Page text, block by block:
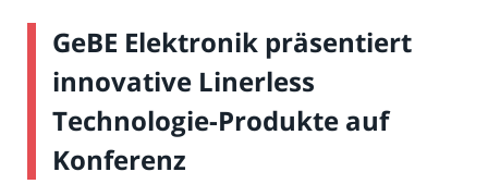
GeBE Elektronik präsentiert
innovative Linerless
Technologie-Produkte auf
Konferenz